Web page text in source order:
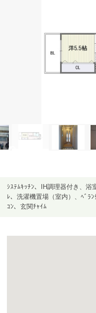
ｼｽﾃﾑｷｯﾁﾝ、IH調理器付き、浴
ﾚ、洗濯機置場（室内）、ﾍﾞﾗ
ｺﾝ、玄関ﾁｬｲﾑ